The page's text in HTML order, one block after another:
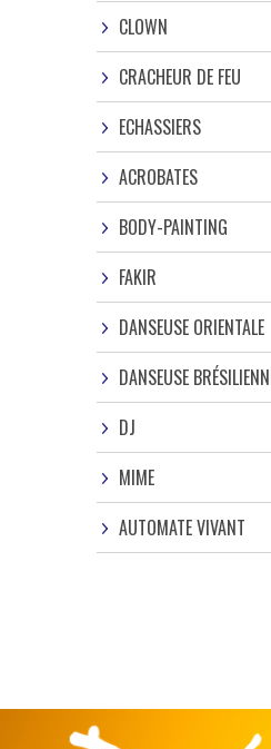
CLOWN
CRACHEUR DE FEU
ECHASSIERS
ACROBATES
BODY-PAINTING
FAKIR
DANSEUSE ORIENTALE
DANSEUSE
DJ
MIME
AUTOMATE VIVANT